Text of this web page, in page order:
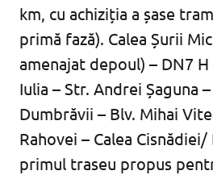
km, cu achiziția a șase
primă fază). Calea Șurii
amenajat depoul) – DN7 H
Iulia – Str. Andrei Șaguna –
Dumbrăvii – Blv. Mihai
Rahovei – Calea
primul traseu propus